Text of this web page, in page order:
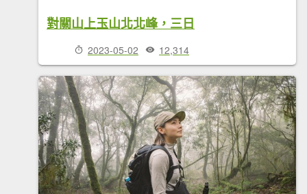
對關山上玉山北北峰，三日
2023-05-02 12,314